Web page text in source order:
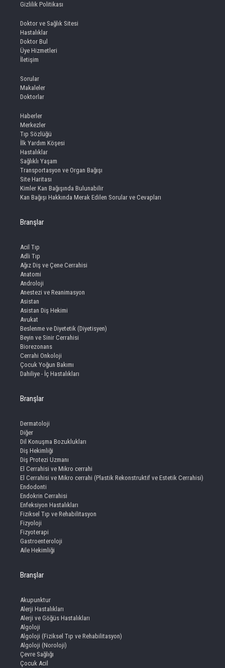
Gizlilik Politikası
Doktor ve Sağlık Sitesi
Hastalıklar
Doktor Bul
Üye Hizmetleri
İletişim
Sorular
Makaleler
Doktorlar
Haberler
Merkezler
Tıp Sözlüğü
İlk Yardım Köşesi
Hastalıklar
Sağlıklı Yaşam
Transportasyon ve Organ Bağışı
Site Haritası
Kimler Kan Bağışında Bulunabilir
Kan Bağışı Hakkında Merak Edilen Sorular ve Cevapları
Branşlar
Acil Tıp
Adli Tıp
Ağız Diş ve Çene Cerrahisi
Anatomi
Androloji
Anestezi ve Reanimasyon
Asistan
Asistan Diş Hekimi
Avukat
Beslenme ve Diyetetik (Diyetisyen)
Beyin ve Sinir Cerrahisi
Biorezonans
Cerrahi Onkoloji
Çocuk Yoğun Bakımı
Dahiliye - İç Hastalıkları
Branşlar
Dermatoloji
Diğer
Dil Konuşma Bozuklukları
Diş Hekimliği
Diş Protezi Uzmanı
El Cerrahisi ve Mikro cerrahi
El Cerrahisi ve Mikro cerrahi (Plastik Rekonstruktif ve Estetik Cerrahisi)
Endodonti
Endokrin Cerrahisi
Enfeksiyon Hastalıkları
Fiziksel Tıp ve Rehabilitasyon
Fizyoloji
Fizyoterapi
Gastroenteroloji
Aile Hekimliği
Branşlar
Akupunktur
Alerji Hastalıkları
Alerji ve Göğüs Hastalıkları
Algoloji
Algoloji (Fiziksel Tıp ve Rehabilitasyon)
Algoloji (Noroloji)
Çevre Sağlığı
Çocuk Acil